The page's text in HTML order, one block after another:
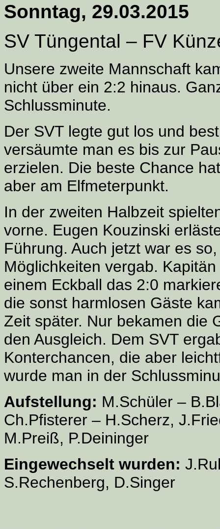
Sonntag, 29.03.2015
SV Tüngental – FV
Unsere zweite Mannschaft
nicht über ein 2:2 hinaus.
Schlussminute.
Der SVT legte gut los und
versäumte man es bis zur
erzielen. Die beste Chance
aber am Elfmeterpunkt.
In der zweiten Halbzeit
vorne. Eugen Kouzinski
Führung. Auch jetzt war es
Möglichkeiten vergab.
einem Eckball das 2:0
die sonst harmlosen Gäste
Zeit später. Nur bekamen die
den Ausgleich. Dem SVT
Konterchancen, die aber
wurde man in der
Aufstellung: M.Schüler –
Ch.Pfisterer – H.Scherz,
M.Preiß, P.Deininger
Eingewechselt wurden:
S.Rechenberg, D.Singer